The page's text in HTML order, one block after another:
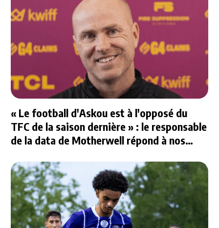
« Le football d'Askou est à l'opposé du
TFC de la saison dernière » : le responsable
de la data de Motherwell répond à nos